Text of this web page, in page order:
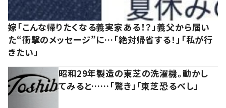
嫁「こんな帰りたくなる義実家ある！？」義父から届い
た“衝撃のメッセージ”に…「絶対帰省する！」「私が行
きたい」
昭和29年製造の東芝の洗濯機。動かし
てみると……「驚き」「東芝恐るべし」